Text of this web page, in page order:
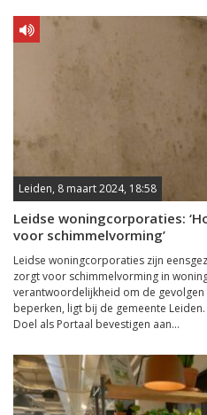
Leiden, 8 maart 2024, 18:58
Leidse woningcorporaties:
voor schimmelvorming’
Leidse woningcorporaties zijn
zorgt voor schimmelvorming in
verantwoordelijkheid om de
beperken, ligt bij de gemeente
Doel als Portaal bevestigen aan...